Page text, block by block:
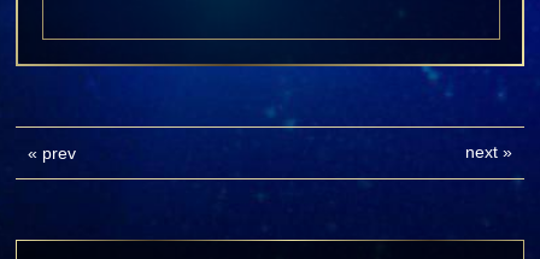
« prev next»